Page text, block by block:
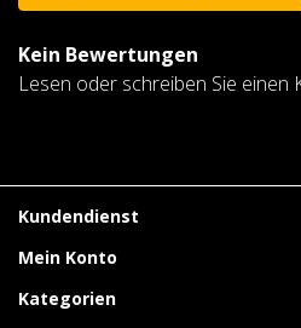
Kein Bewertungen
Lesen oder schreiben Sie einen
Kundendienst
Mein Konto
Kategorien